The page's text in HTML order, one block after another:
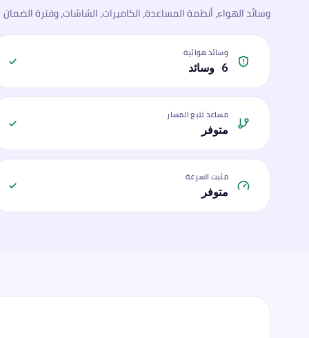
وسائد الهواء، أنظمة المساعدة، الكاميرات، الشاشات، وفترة الضمان
وسائد هوائية
6 وسائد
مساعد تتبع المسار
متوفر
مثبت السرعة
متوفر